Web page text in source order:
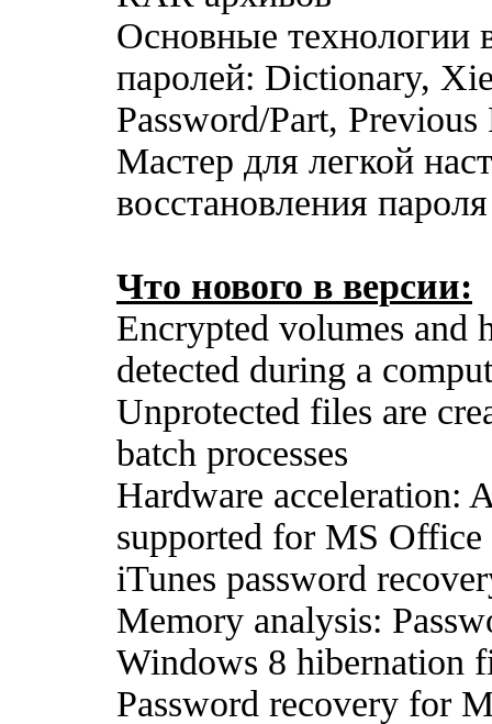
Основные технологии
паролей: Dictionary,
Password/Part, Previous
Мастер для легкой
восстановления пароля
Что нового в версии:
Encrypted volumes and
detected during a
Unprotected files are
batch processes
Hardware acceleration:
supported for MS
iTunes password
Memory analysis:
Windows 8 hibernation
Password recovery for